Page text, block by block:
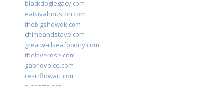
blackdoglegacy.com
eatvivahouston.com
thebigshowok.com
chimeandstave.com
greatwallseafoodny.com
theloverose.com
gabriovoice.com
resinflowart.com